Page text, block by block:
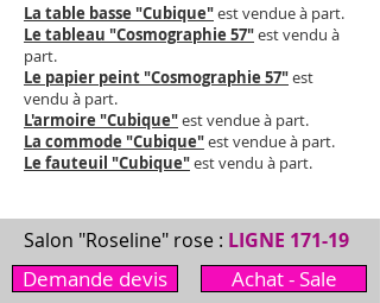
La table basse "Cubique"est vendue à part.
Le tableau "Cosmographie 57"est vendu à
part.
Le papier peint "Cosmographie 57"est
vendu à part.
L'armoire "Cubique"est vendue à part.
La commode "Cubique"est vendue à part.
Le fauteuil "Cubique"est vendu à part.
Salon "Roseline" rose : LIGNE 171-19
Demande devis Achat - Sale